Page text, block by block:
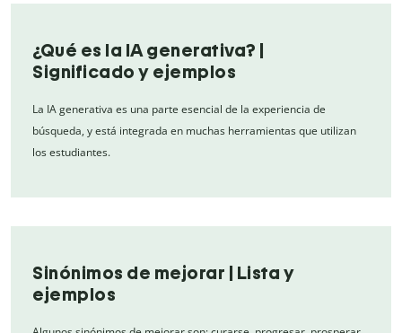
¿Qué es la IA generativa? |
Significado y ejemplos
La IA generativa es una parte esencial de la experiencia de
búsqueda, y está integrada en muchas herramientas que utilizan
los estudiantes.
Sinónimos de mejorar | Lista y
ejemplos